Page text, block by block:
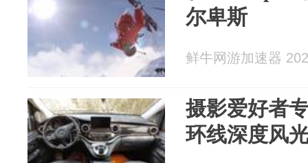
尔卑斯
鲜牛网游加速器
摄影爱好者
环线深度风